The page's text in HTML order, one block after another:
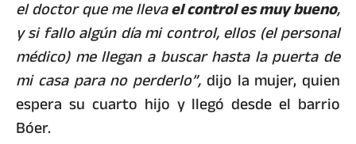
el doctor que me llevael control es muy bueno,
y si fallo algún día mi control, ellos (el personal
médico) me llegan a buscar hasta la puerta de
mi casa para no perderlo”,dijo la mujer, quien
espera su cuarto hijo y llegó desde el barrio
Bóer.